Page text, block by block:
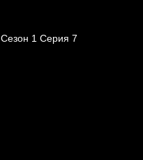
Сезон 1 Серия 7